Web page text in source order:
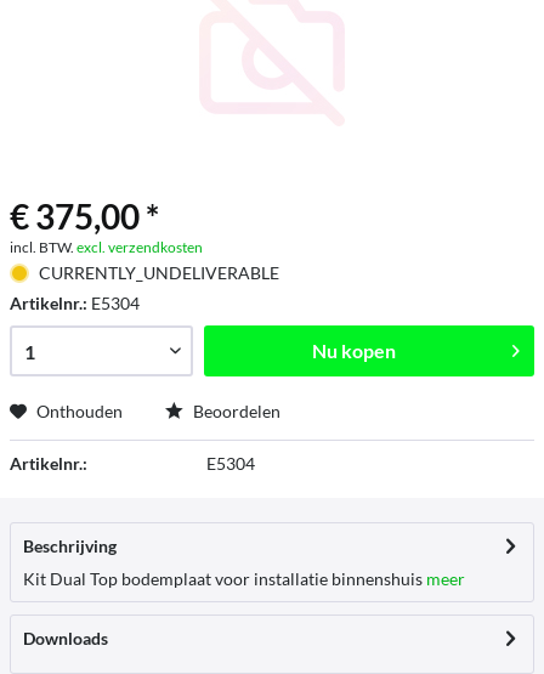
€ 375,00 *
incl. BTW. excl. verzendkosten
CURRENTLY_UNDELIVERABLE
Artikelnr.: E5304
Nu kopen
Onthouden Beoordelen
Artikelnr.: E5304
Beschrijving
Kit Dual Top bodemplaat voor installatie binnenshuis meer
Downloads